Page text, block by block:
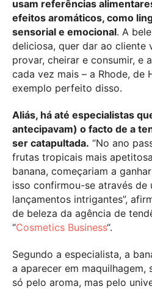
usam referências
efeitos aromáticos, como
sensorial e emocional. A
deliciosa, quer dar ao cliente
provar, cheirar e consumir, e
cada vez mais – a Rhode, de
exemplo perfeito disso.
Aliás, há até especialistas
antecipavam) o facto de a
ser catapultada. “No ano
frutas tropicais mais
banana, começariam a
isso confirmou-se através de
lançamentos intrigantes”,
de beleza da agência de
“Cosmetics Business“.
Segundo a especialista, a
a aparecer em maquilhagem,
só pelo aroma, mas pelo